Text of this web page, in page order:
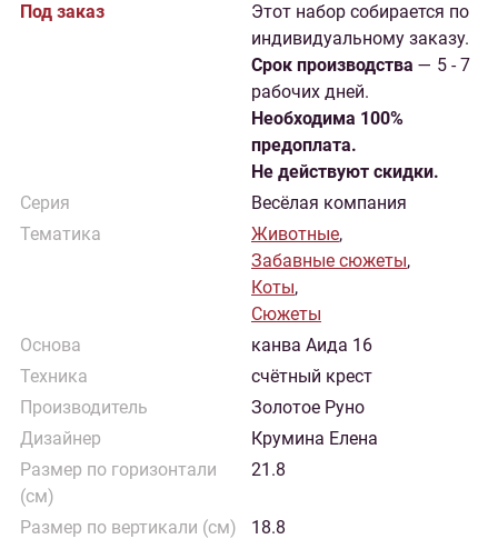
Под заказ
Этот набор собирается по
индивидуальному заказу.
Cрок производства — 5 - 7
рабочих дней.
Необходима 100%
предоплата.
Не действуют скидки.
Серия
Весёлая компания
Тематика
Животные,
Забавные сюжеты,
Коты,
Сюжеты
Основа
канва Аида 16
Техника
счётный крест
Производитель
Золотое Руно
Дизайнер
Крумина Елена
Размер по горизонтали
(см)
21.8
Размер по вертикали (см)
18.8